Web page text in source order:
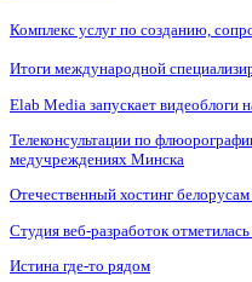
Комплекс услуг по созданию,
Итоги международной
Elab Media запускает видеоблоги
Телеконсультации по
медучреждениях Минска
Отечественный хостинг
Студия веб-разработок
Истина где-то рядом